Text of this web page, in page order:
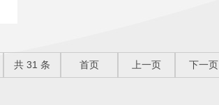
共 31 条 首页 上一页 下一页